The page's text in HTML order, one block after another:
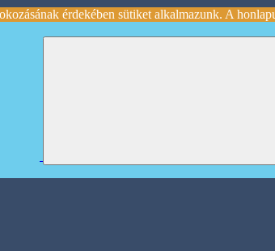
érdekében sütiket alkalmazunk. A